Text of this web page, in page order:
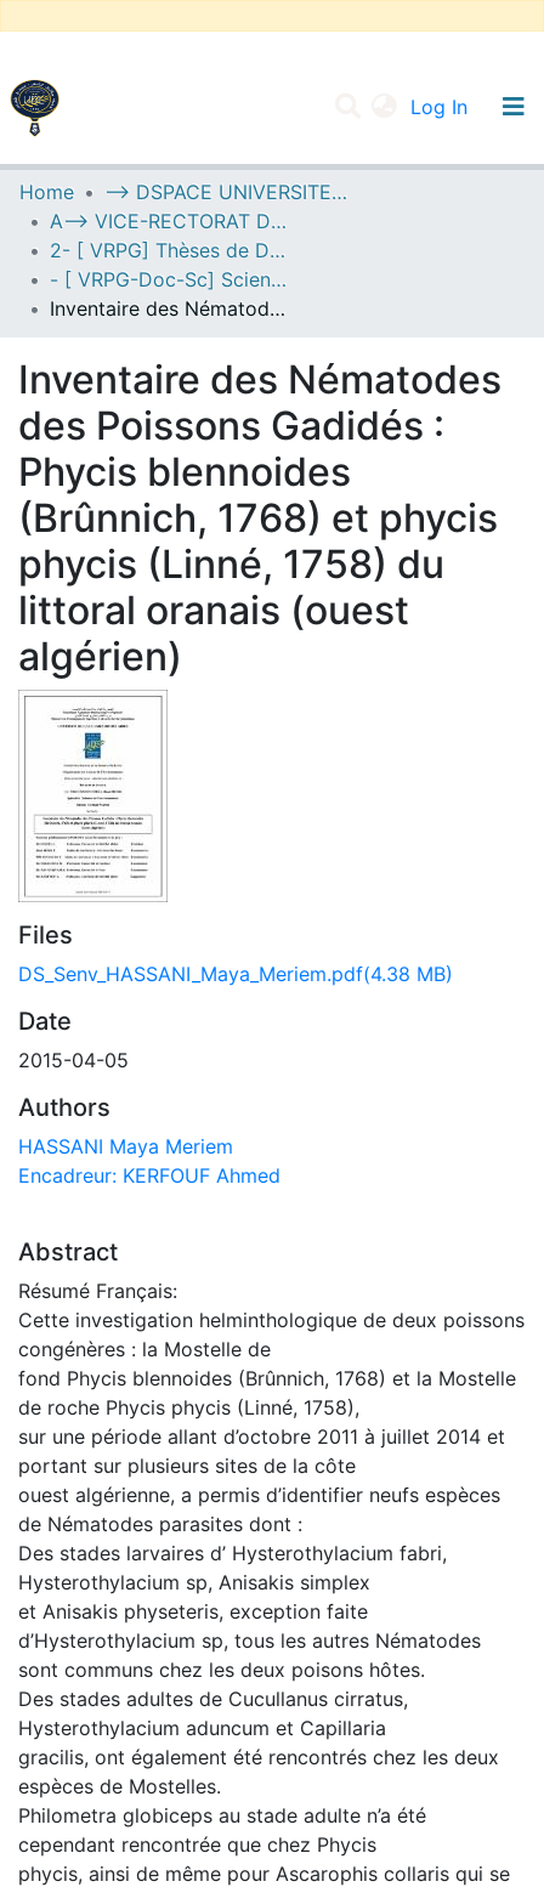
Log In
UNIVERSITY OF D.L SIDI BEL ABBES
Communities & Collections
All of DSpace
Statistics
Home
--> DSPACE UNIVERSITE DJILALLI LIABES DE SIDI BEL ABBES
A--> VICE-RECTORAT DE LA POST-GRADUATION
2- [ VRPG] Thèses de Doctorat en Sciences
- [ VRPG-Doc-Sc] Sciences de l'environnement --- علوم المحيط
Inventaire des Nématodes des Poissons Gadidés : Phycis blennoides (Brûnnich, 1768) et phycis phycis (Linné, 1758) du littoral oranais (ouest algérien)
Inventaire des Nématodes
des Poissons Gadidés :
Phycis blennoides
(Brûnnich, 1768) et phycis
phycis (Linné, 1758) du
littoral oranais (ouest
algérien)
Files
DS_Senv_HASSANI_Maya_Meriem.pdf(4.38 MB)
Date
2015-04-05
Authors
HASSANI Maya Meriem
Encadreur: KERFOUF Ahmed
Abstract
Résumé Français:
Cette investigation helminthologique de deux poissons
congénères : la Mostelle de
fond Phycis blennoides (Brûnnich, 1768) et la Mostelle
de roche Phycis phycis (Linné, 1758),
sur une période allant d’octobre 2011 à juillet 2014 et
portant sur plusieurs sites de la côte
ouest algérienne, a permis d’identifier neufs espèces
de Nématodes parasites dont :
Des stades larvaires d’ Hysterothylacium fabri,
Hysterothylacium sp, Anisakis simplex
et Anisakis physeteris, exception faite
d’Hysterothylacium sp, tous les autres Nématodes
sont communs chez les deux poisons hôtes.
Des stades adultes de Cucullanus cirratus,
Hysterothylacium aduncum et Capillaria
gracilis, ont également été rencontrés chez les deux
espèces de Mostelles.
Philometra globiceps au stade adulte n’a été
cependant rencontrée que chez Phycis
phycis, ainsi de même pour Ascarophis collaris qui se